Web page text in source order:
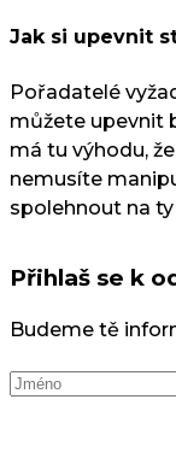
Jak si upevnit
Pořadatelé
můžete upevnit
má tu výhodu,
nemusíte
spolehnout na
Přihlaš se k
Budeme tě